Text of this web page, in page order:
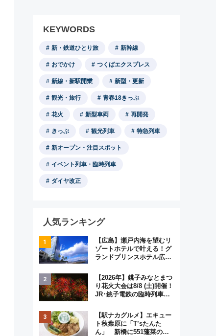
KEYWORDS
新・鉄道ひとり旅 新幹線
おでかけ つくばエクスプレス
新線・新駅開業 新型・更新
観光・旅行 青春18きっぷ
花火 新型車両 再開発
きっぷ 観光列車 特急列車
新オープン・注目スポット
イベント列車・臨時列車
ダイヤ改正
人気ランキング
【広島】瀬戸内海を望むリ
ゾートホテルで叶える！グ
ランドプリンスホテル広島
ジュアルパーティープラン
【2026年】銚子みなとまつ
り花火大会は8/8 (土)開催！
JR･銚子電鉄の臨時列車や
く8,000発の大迫力＆屋台
を満喫
【駅ナカグルメ】エキュー
ト秋葉原に「T’sたんた
ん」 新橋に551蓬莱の